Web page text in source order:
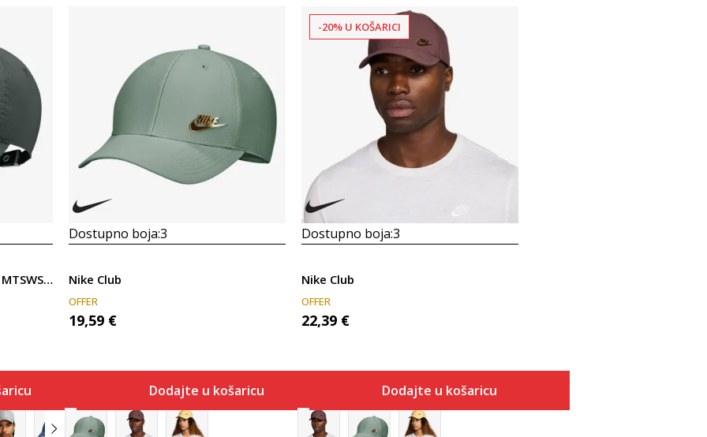
Nike U NK DF CLUB CAP U CB MTSWSH L
Dostupno boja:3
Nike Club
OFFER
19,59 €
Dodajte u košaricu
-20% U KOŠARICI
Dostupno boja:3
Nike Club
OFFER
22,39 €
Dodajte u košaricu